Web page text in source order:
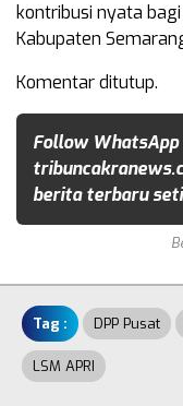
kontribusi nyata
Kabupaten
Komentar ditutup.
Follow WhatsApp
berita terbaru
Tag : DPP Pusat
LSM APRI